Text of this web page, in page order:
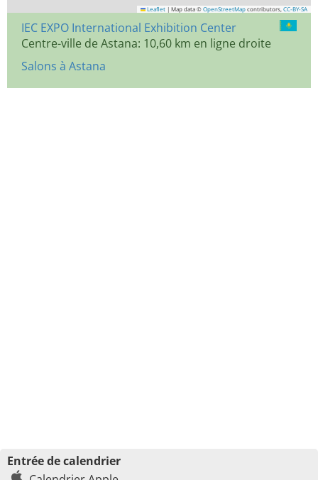
Leaflet | Map data © OpenStreetMap contributors, CC-BY-SA
IEC EXPO International Exhibition Center
Centre-ville de Astana: 10,60 km en ligne droite
Salons à Astana
Entrée de calendrier